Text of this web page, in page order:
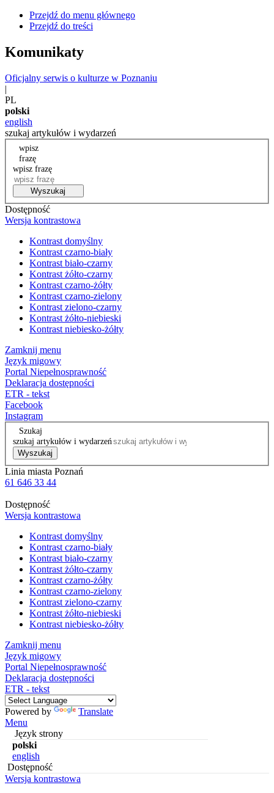
Przejdź do menu głównego
Przejdź do treści
Komunikaty
Oficjalny serwis o kulturze w Poznaniu
|
PL
polski
english
szukaj artykułów i wydarzeń
wpisz
frazę
wpisz frazę
Wyszukaj
Dostępność
Wersja kontrastowa
Kontrast domyślny
Kontrast czarno-biały
Kontrast biało-czarny
Kontrast żółto-czarny
Kontrast czarno-żółty
Kontrast czarno-zielony
Kontrast zielono-czarny
Kontrast żółto-niebieski
Kontrast niebiesko-żółty
Zamknij menu
Język migowy
Portal Niepełnosprawność
Deklaracja dostępności
ETR - tekst
Facebook
Instagram
Szukaj
szukaj artykułów i wydarzeń
Wyszukaj
Linia miasta Poznań
61 646 33 44
Dostępność
Wersja kontrastowa
Kontrast domyślny
Kontrast czarno-biały
Kontrast biało-czarny
Kontrast żółto-czarny
Kontrast czarno-żółty
Kontrast czarno-zielony
Kontrast zielono-czarny
Kontrast żółto-niebieski
Kontrast niebiesko-żółty
Zamknij menu
Język migowy
Portal Niepełnosprawność
Deklaracja dostępności
ETR - tekst
Powered by
Translate
Menu
Język strony
polski
english
Dostępność
Wersja kontrastowa